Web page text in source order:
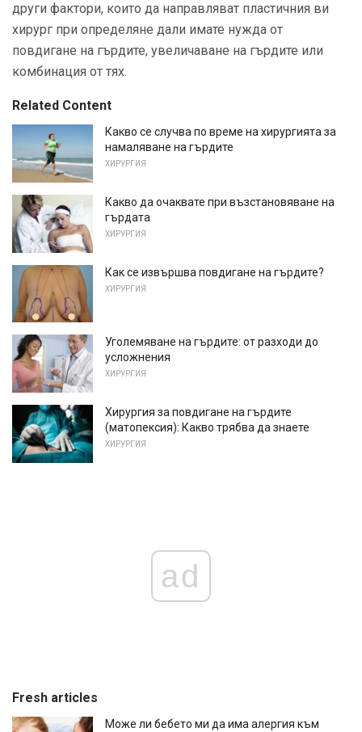
други фактори, които да направляват пластичния ви
хирург при определяне дали имате нужда от
повдигане на гърдите, увеличаване на гърдите или
комбинация от тях.
Related Content
Какво се случва по време на хирургията за
намаляване на гърдите
ХИРУРГИЯ
Какво да очаквате при възстановяване на
гърдата
ХИРУРГИЯ
Как се извършва повдигане на гърдите?
ХИРУРГИЯ
Уголемяване на гърдите: от разходи до
усложнения
ХИРУРГИЯ
Хирургия за повдигане на гърдите
(матопексия): Какво трябва да знаете
ХИРУРГИЯ
ad
Fresh articles
Може ли бебето ми да има алергия към